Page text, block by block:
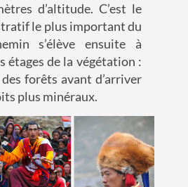
d’altitude. C’est le
le plus important du
s’élève ensuite à
étages de la végétation :
des forêts avant d’arriver
plus minéraux.